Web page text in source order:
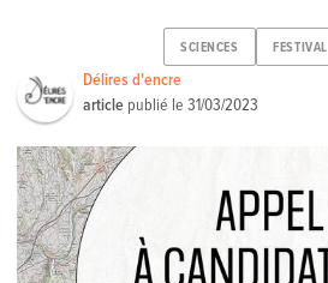
SCIENCES FESTIVAL
Délires d'encre
article publié le31/03/2023